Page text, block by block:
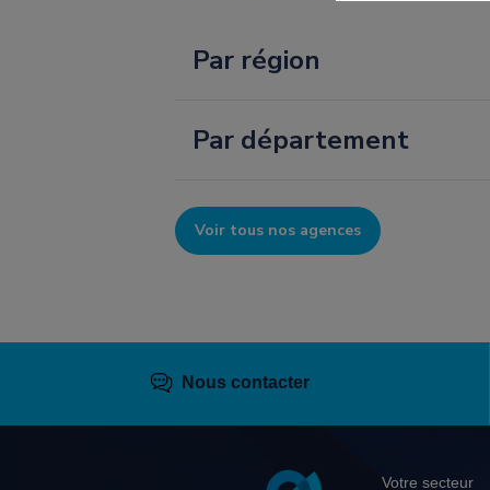
Par région
Par département
Voir tous nos agences
Nous contacter
Pied Votre secteur